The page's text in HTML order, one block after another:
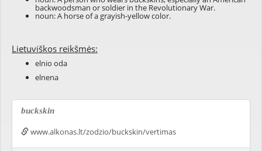
backwoodsman or soldier in the Revolutionary War.
noun: A horse of a grayish-yellow color.
Lietuviškos reikšmės:
elnio oda
elnena
buckskin
www.alkonas.lt/zodzio/buckskin/vertimas